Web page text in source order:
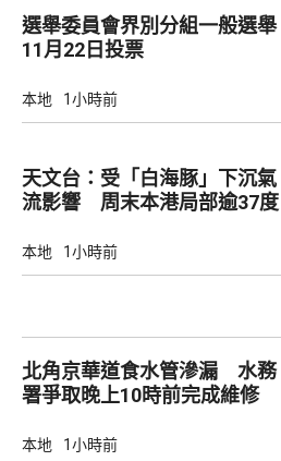
選舉委員會界別分組一般選舉
11月22日投票
本地 1小時前
天文台：受「白海豚」下沉氣
流影響 周末本港局部逾37度
本地 1小時前
北角京華道食水管滲漏 水務
署爭取晚上10時前完成維修
本地 1小時前